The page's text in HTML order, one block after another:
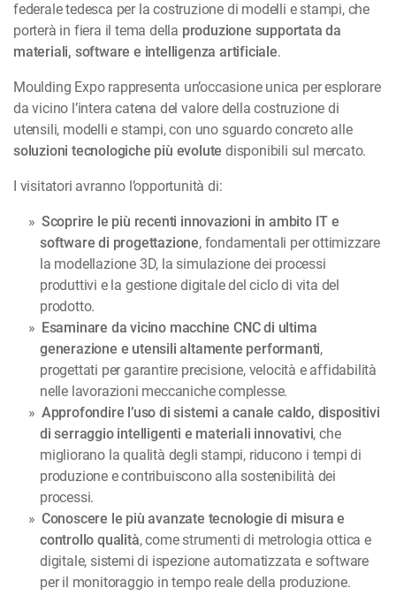
federale tedesca per la costruzione di modelli e stampi, che
porterà in fiera il tema della produzione supportata da
materiali, software e intelligenza artificiale.
Moulding Expo rappresenta un’occasione unica per esplorare
da vicino l’intera catena del valore della costruzione di
utensili, modelli e stampi, con uno sguardo concreto alle
soluzioni tecnologiche più evolute disponibili sul mercato.
I visitatori avranno l’opportunità di:
Scoprire le più recenti innovazioni in ambito IT e
software di progettazione, fondamentali per ottimizzare
la modellazione 3D, la simulazione dei processi
produttivi e la gestione digitale del ciclo di vita del
prodotto.
Esaminare da vicino macchine CNC di ultima
generazione e utensili altamente performanti,
progettati per garantire precisione, velocità e affidabilità
nelle lavorazioni meccaniche complesse.
Approfondire l’uso di sistemi a canale caldo, dispositivi
di serraggio intelligenti e materiali innovativi, che
migliorano la qualità degli stampi, riducono i tempi di
produzione e contribuiscono alla sostenibilità dei
processi.
Conoscere le più avanzate tecnologie di misura e
controllo qualità, come strumenti di metrologia ottica e
digitale, sistemi di ispezione automatizzata e software
per il monitoraggio in tempo reale della produzione.